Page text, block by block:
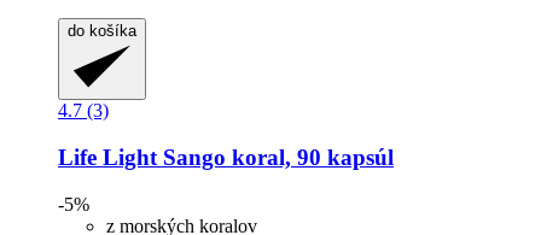
do košíka
4.7 (3)
Life Light Sango koral, 90 kapsúl
-5%
z morských koralov